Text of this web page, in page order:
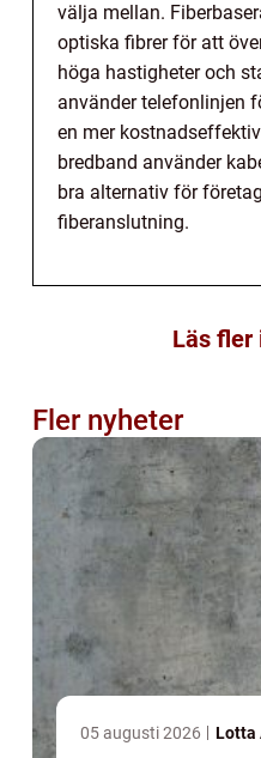
välja mellan.
optiska fibrer för att
höga hastigheter och
använder telefonlinjen
en mer
bredband använder
bra alternativ för
fiberanslutning.
Läs fler
Fler nyheter
05 augusti 2026 Lotta